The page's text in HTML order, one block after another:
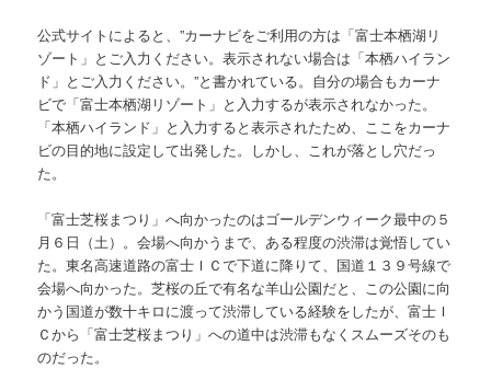
公式サイトによると、”カーナビをご利用の方は「富士本栖湖リ
ゾート」とご入力ください。表示されない場合は「本栖ハイラン
ド」とご入力ください。”と書かれている。自分の場合もカーナ
ビで「富士本栖湖リゾート」と入力するが表示されなかった。
「本栖ハイランド」と入力すると表示されたため、ここをカーナ
ビの目的地に設定して出発した。しかし、これが落とし穴だっ
た。
「富士芝桜まつり」へ向かったのはゴールデンウィーク最中の５
月６日（土）。会場へ向かうまで、ある程度の渋滞は覚悟してい
た。東名高速道路の富士ＩＣで下道に降りて、国道１３９号線で
会場へ向かった。芝桜の丘で有名な羊山公園だと、この公園に向
かう国道が数十キロに渡って渋滞している経験をしたが、富士Ｉ
Ｃから「富士芝桜まつり」への道中は渋滞もなくスムーズそのも
のだった。